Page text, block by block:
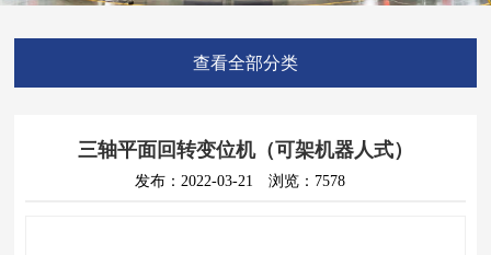
查看全部分类
三轴平面回转变位机（可架机器人式）
发布：2022-03-21 浏览：7578